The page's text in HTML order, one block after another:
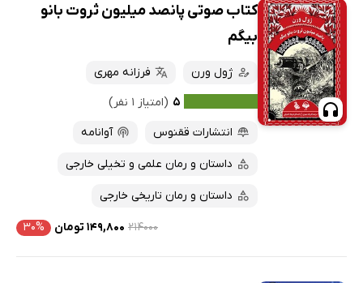
کتاب صوتی پانصد میلیون ثروت بانو
بیگم
ژول ورن
فرزانه مهری
۵ (امتیاز ۱ نفر)
انتشارات ققنوس
آوانامه
داستان و رمان علمی و تخیلی خارجی
داستان و رمان تاریخی خارجی
۲۱۴۰۰۰ ۱۴۹,۸۰۰ تومان ۳۰%